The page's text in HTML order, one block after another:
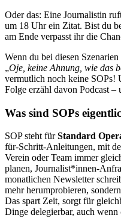
Oder das: Eine Journalistin
um 18 Uhr ein Zitat. Bist du
am Ende verpasst ihr die
Wenn du bei diesen
„Oje, keine Ahnung, wie das
vermutlich noch keine SOPs!
Folge erzähl davon Podcast –
Was sind SOPs
SOP steht fürStandard
für-Schritt-Anleitungen, mit
Verein oder Team immer
planen, Journalist*innen-
monatlichen Newsletter
mehr herumprobieren,
Das spart Zeit, sorgt für
Dinge delegierbar, auch